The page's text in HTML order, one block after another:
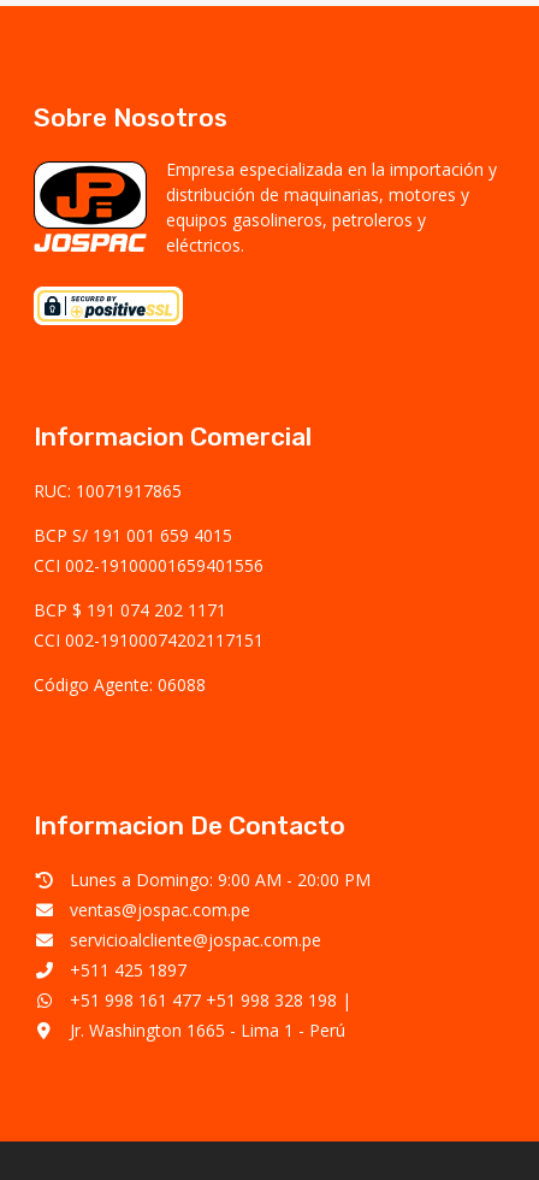
Sobre Nosotros
Empresa especializada en la importación y
distribución de maquinarias, motores y
equipos gasolineros, petroleros y
eléctricos.
Informacion Comercial
RUC: 10071917865
BCP S/ 191 001 659 4015
CCI 002-19100001659401556
BCP $ 191 074 202 1171
CCI 002-19100074202117151
Código Agente: 06088
Informacion De Contacto
Lunes a Domingo: 9:00 AM - 20:00 PM
ventas@jospac.com.pe
servicioalcliente@jospac.com.pe
+511 425 1897
+51 998 161 477 +51 998 328 198 |
Jr. Washington 1665 - Lima 1 - Perú